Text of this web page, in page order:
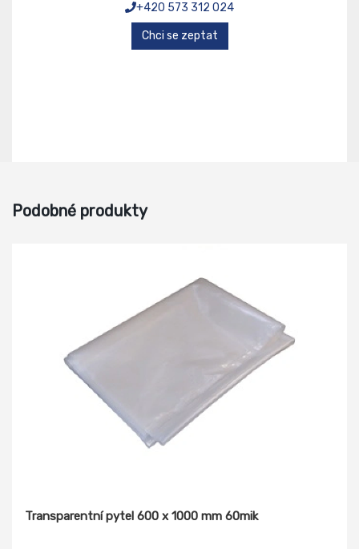
+420 573 312 024
Chci se zeptat
Podobné produkty
Transparentní pytel 600 x 1000 mm 60mik